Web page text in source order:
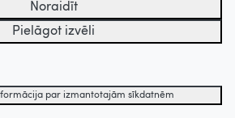
Noraidīt
Pielāgot izvēli
par izmantotajām sīkdatnēm